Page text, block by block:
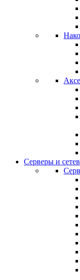
Серверы и